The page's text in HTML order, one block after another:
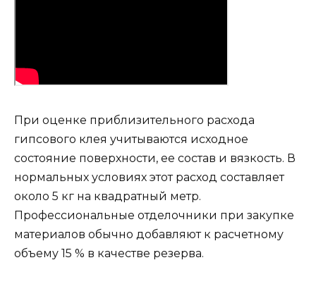
При оценке приблизительного расхода
гипсового клея учитываются исходное
состояние поверхности, ее состав и вязкость. В
нормальных условиях этот расход составляет
около 5 кг на квадратный метр.
Профессиональные отделочники при закупке
материалов обычно добавляют к расчетному
объему 15 % в качестве резерва.